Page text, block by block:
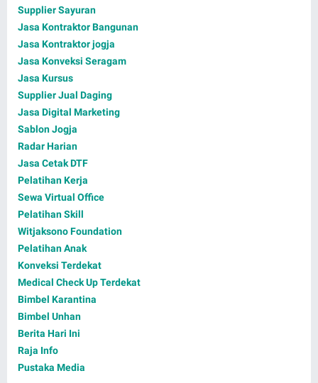
Supplier Sayuran
Jasa Kontraktor Bangunan
Jasa Kontraktor jogja
Jasa Konveksi Seragam
Jasa Kursus
Supplier Jual Daging
Jasa Digital Marketing
Sablon Jogja
Radar Harian
Jasa Cetak DTF
Pelatihan Kerja
Sewa Virtual Office
Pelatihan Skill
Witjaksono Foundation
Pelatihan Anak
Konveksi Terdekat
Medical Check Up Terdekat
Bimbel Karantina
Bimbel Unhan
Berita Hari Ini
Raja Info
Pustaka Media